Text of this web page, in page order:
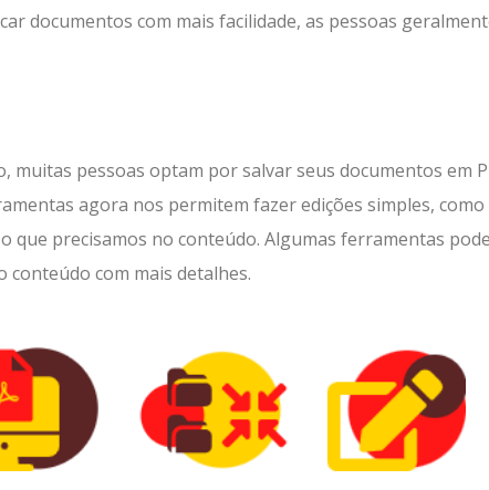
documentos com mais facilidade, as pessoas
muitas pessoas optam por salvar seus documentos em
agora nos permitem fazer edições simples, como
que precisamos no conteúdo. Algumas ferramentas
com mais detalhes.